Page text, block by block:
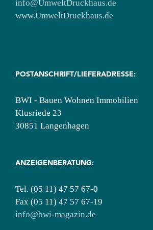
info@UmweltDruckhaus.de
www.UmweltDruckhaus.de
POSTANSCHRIFT/LIEFERADRESSE:
BWI - Bauen Wohnen Immobilien
Klusriede 23
30851 Langenhagen
ANZEIGENBERATUNG:
Tel. (05 11) 47 57 67-0
Fax (05 11) 47 57 67-19
info@bwi-magazin.de